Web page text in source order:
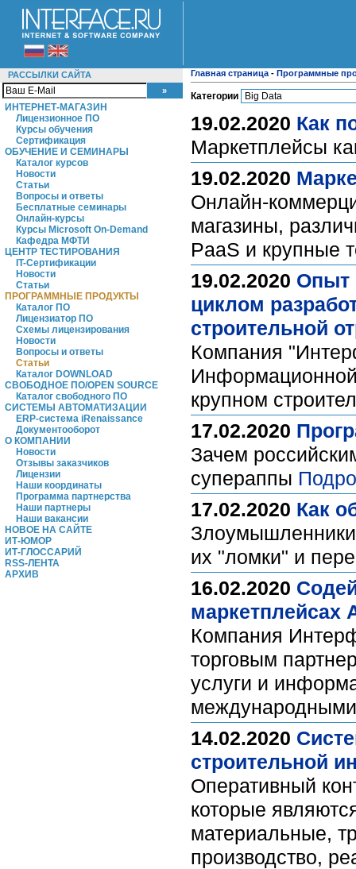
РАССЫЛКИ САЙТА
ИНТЕРНЕТ-МАГАЗИН
Лицензионное ПО
Курсы обучения
Сертификация
ОБУЧЕНИЕ И СЕМИНАРЫ
Каталог курсов
Новости
Статьи
Вопросы и ответы
Бесплатные семинары
Онлайн-курсы
Курсы Microsoft On-Demand
Кафедра МФТИ
ЦЕНТР ТЕСТИРОВАНИЯ
IT-Сертификации
Новости
Статьи
ПРОГРАММНЫЕ ПРОДУКТЫ
Каталог ПО
Лицензиатор ПО
Схемы лицензирования
Новости
Вопросы и ответы
Статьи
Каталог DOWNLOAD
СВОБОДНОЕ ПО/OPEN SOURCE
Каталог свободного ПО
СИСТЕМЫ АВТОМАТИЗАЦИИ
ERP-система iRenaissance
Документооборот
О КОМПАНИИ
Новости
Отзывы заказчиков
Лицензии
Наши координаты
Программа партнерства
Наши партнеры
Наши вакансии
НОВОЕ НА САЙТЕ
ИТ-ЮМОР
ИТ-ГЛОССАРИЙ
RSS-ЛЕНТА
АРХИВ
Главная страница - Программные
Категории
19.02.2020 Как
Маркетплейсы
19.02.2020
Онлайн-
магазины,
PaaS и крупные
19.02.2020 Опыт
циклом
строительной
Компания
крупном
17.02.2020
Зачем
супераппы
17.02.2020 Как
их "ломки" и
16.02.2020
маркетплейсах
Компания
торговым
услуги и
14.02.2020
строительной
Оперативный
которые
материальные,
производство,